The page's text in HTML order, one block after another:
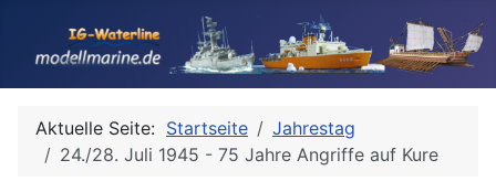
Aktuelle Seite: Startseite
Jahrestag
24./28. Juli 1945 - 75 Jahre Angriffe auf Kure